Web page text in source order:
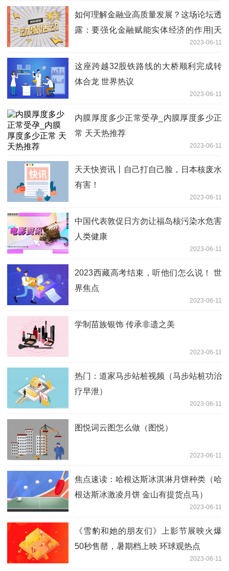
如何理解金融业高质量发展？这场论坛透
露：要强化金融赋能实体经济的作用|天
2023-06-11
这座跨越32股铁路线的大桥顺利完成转
体合龙 世界热议
2023-06-11
内膜厚度多少正常受孕_内膜厚度多少正
常 天天热推荐
2023-06-11
天天快资讯丨自己打自己脸，日本核废水
有害！
2023-06-11
中国代表敦促日方勿让福岛核污染水危害
人类健康
2023-06-11
2023西藏高考结束，听他们怎么说！ 世
界焦点
2023-06-11
学制苗族银饰 传承非遗之美
2023-06-11
热门：道家马步站桩视频（马步站桩功治
疗早泄）
2023-06-11
图悦词云图怎么做（图悦）
2023-06-11
焦点速读：哈根达斯冰淇淋月饼种类（哈
根达斯冰激凌月饼 金山有提货点马）
2023-06-11
《雪豹和她的朋友们》上影节展映火爆
50秒售罄，暑期档上映 环球观热点
2023-06-11